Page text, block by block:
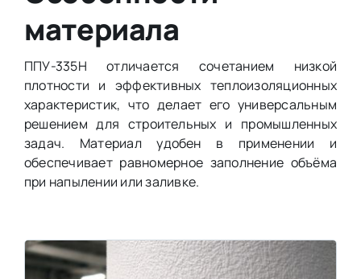
материала
ППУ-335Н отличается сочетанием низкой
плотности и эффективных теплоизоляционных
характеристик, что делает его универсальным
решением для строительных и промышленных
задач. Материал удобен в применении и
обеспечивает равномерное заполнение объёма
при напылении или заливке.